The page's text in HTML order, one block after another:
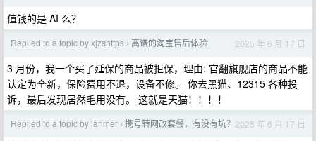
值钱的是 AI 么？
Replied to a topic by xjzshttps › 离谱的淘宝售后体验 2025 年 6 月 17 日
3 月份，我一个买了延保的商品被拒保，理由: 官翻旗舰店的商品不能
认定为全新，保险费用不退，设备不修。 你去黑猫、12315 各种投
诉，最后发现居然毛用没有。 这就是天猫！！！！
Replied to a topic by lanmer › 携号转网改套餐，有没有坑？ 2025 年 6 月 17 日